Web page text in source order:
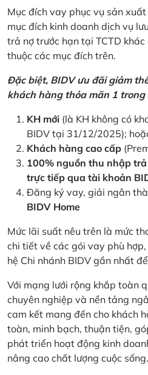
Mục đích vay phục vụ sản
mục đích kinh doanh dịch vụ
trả nợ trước hạn tại TCTD
thuộc các mục đích trên.
Đặc biệt, BIDV ưu đãi giảm
khách hàng thỏa mãn 1 trong
KH mới (là KH không có
BIDV tại 31/12/2025);
Khách hàng cao cấp
100% nguồn thu nhập
trực tiếp qua tài khoản
Đăng ký vay, giải ngân
BIDV Home
Mức lãi suất nêu trên là mức
chi tiết về các gói vay phù
hệ Chi nhánh BIDV gần nhất
Với mạng lưới rộng khắp toàn
chuyên nghiệp và nền tảng
cam kết mang đến cho khách
toàn, minh bạch, thuận tiện,
phát triển hoạt động kinh
nâng cao chất lượng cuộc sống.